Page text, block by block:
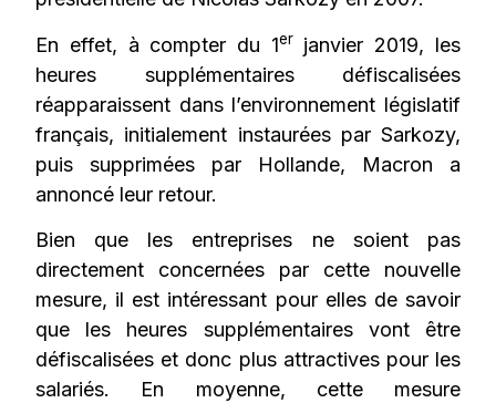
En effet, à compter du 1erjanvier 2019, les
heures supplémentaires défiscalisées
réapparaissent dans l’environnement législatif
français, initialement instaurées par Sarkozy,
puis supprimées par Hollande, Macron a
annoncé leur retour.
Bien que les entreprises ne soient pas
directement concernées par cette nouvelle
mesure, il est intéressant pour elles de savoir
que les heures supplémentaires vont être
défiscalisées et donc plus attractives pour les
salariés. En moyenne, cette mesure